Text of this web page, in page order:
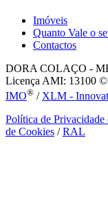
Imóveis
Quanto Vale o
Contactos
DORA COLAÇO -
Licença AMI: 13100 ©
IMO® / XLM -
Política de Privacidade
de Cookies /RAL